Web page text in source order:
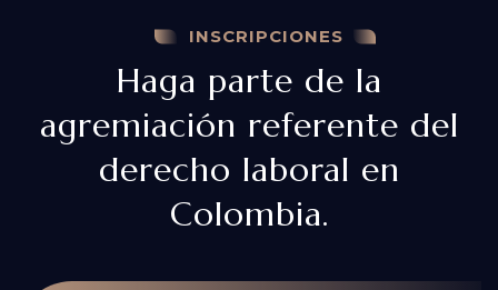
INSCRIPCIONES
Haga parte de la
agremiación referente del
derecho laboral en
Colombia.